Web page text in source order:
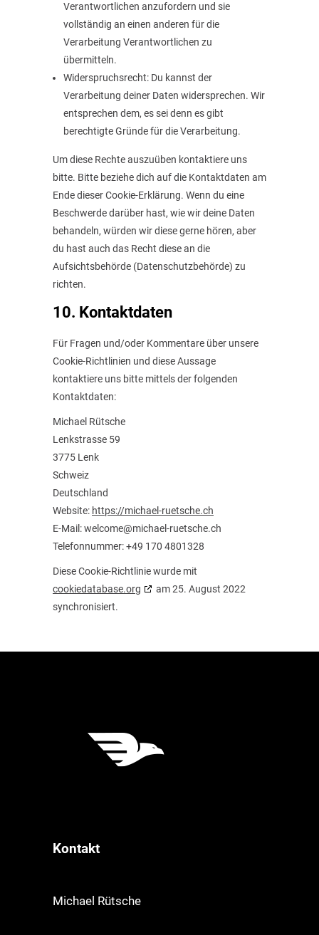
Verantwortlichen anzufordern und sie
vollständig an einen anderen für die
Verarbeitung Verantwortlichen zu
übermitteln.
Widerspruchsrecht: Du kannst der
Verarbeitung deiner Daten widersprechen. Wir
entsprechen dem, es sei denn es gibt
berechtigte Gründe für die Verarbeitung.
Um diese Rechte auszuüben kontaktiere uns
bitte. Bitte beziehe dich auf die Kontaktdaten am
Ende dieser Cookie-Erklärung. Wenn du eine
Beschwerde darüber hast, wie wir deine Daten
behandeln, würden wir diese gerne hören, aber
du hast auch das Recht diese an die
Aufsichtsbehörde (Datenschutzbehörde) zu
richten.
10. Kontaktdaten
Für Fragen und/oder Kommentare über unsere
Cookie-Richtlinien und diese Aussage
kontaktiere uns bitte mittels der folgenden
Kontaktdaten:
Michael Rütsche
Lenkstrasse 59
3775 Lenk
Schweiz
Deutschland
Website: https://michael-ruetsche.ch
E-Mail:welcome@michael-ruetsche.ch
Telefonnummer: +49 170 4801328
Diese Cookie-Richtlinie wurde mit
cookiedatabase.org
am 25. August 2022
synchronisiert.
Kontakt
Michael Rütsche